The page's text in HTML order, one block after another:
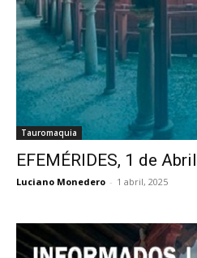
Tauromaquia
EFEMÉRIDES, 1 de
Luciano Monedero - 1 abril, 2025